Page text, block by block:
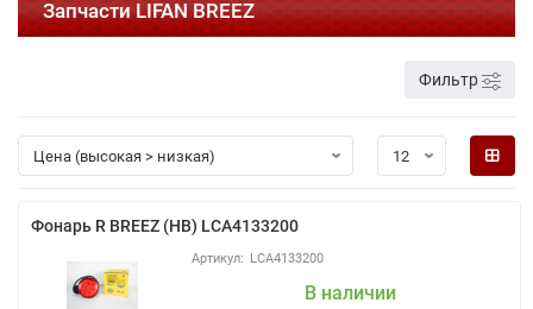
Запчасти LIFAN BREEZ
Фильтр
Фонарь R BREEZ (HB) LCA4133200
LCA4133200
В наличии